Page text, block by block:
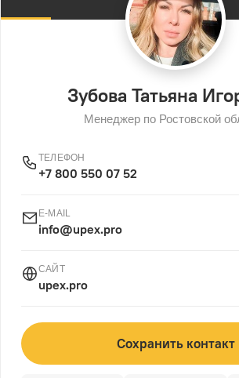
Зубова Татьяна
Менеджер по Ростовской
ТЕЛЕФОН
+7 800 550 07 52
E-MAIL
info@upex.pro
САЙТ
upex.pro
Сохранить контакт